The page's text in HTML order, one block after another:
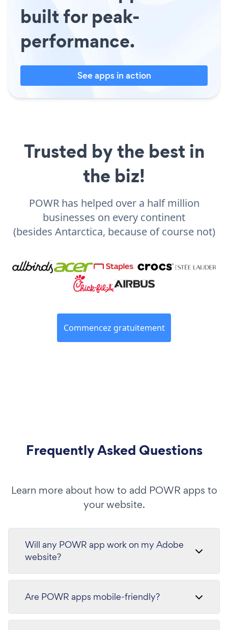
built for peak-
performance.
See apps in action
Trusted by the best in
the biz!
POWR has helped over a half million
businesses on every continent
(besides Antarctica, because of course not)
Commencez gratuitement
Frequently Asked Questions
Learn more about how to add POWR apps to
your website.
Will any POWR app work on my Adobe
website?
Are POWR apps mobile-friendly?